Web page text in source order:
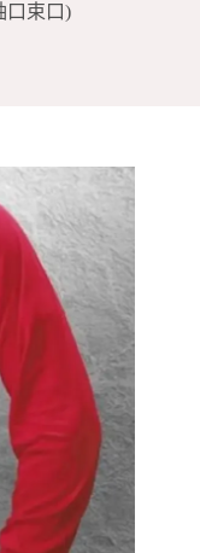
口束口)